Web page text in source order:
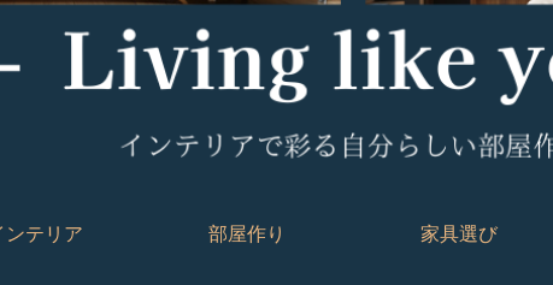
ンテリア 部屋作り 家具選び